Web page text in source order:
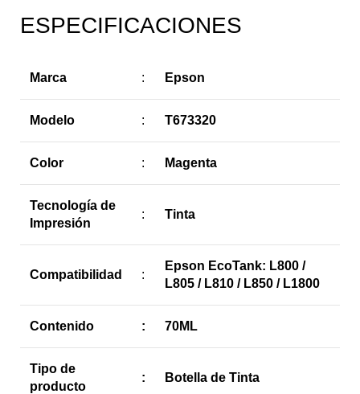
ESPECIFICACIONES
Marca : Epson
Modelo : T673320
Color : Magenta
Tecnología de
Impresión
: Tinta
Compatibilidad :
Epson EcoTank: L800 /
L805 / L810 / L850 / L1800
Contenido : 70ML
Tipo de
producto
: Botella de Tinta